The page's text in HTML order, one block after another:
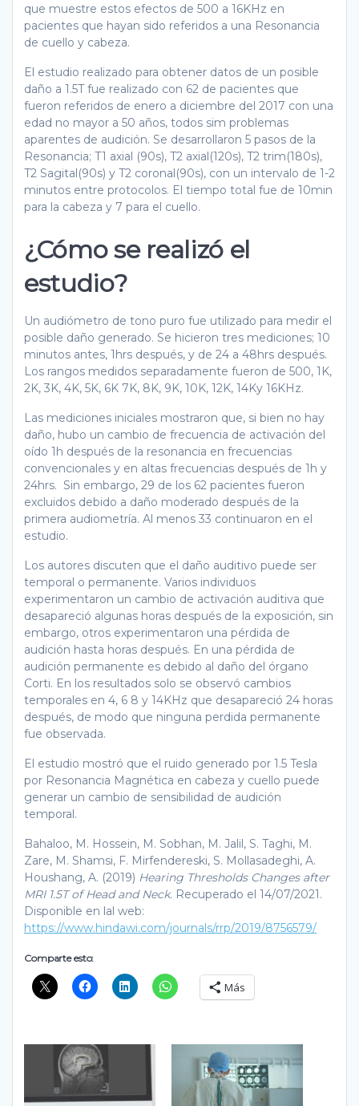
que muestre estos efectos de 500 a 16KHz en
pacientes que hayan sido referidos a una Resonancia
de cuello y cabeza.
El estudio realizado para obtener datos de un posible
daño a 1.5T fue realizado con 62 de pacientes que
fueron referidos de enero a diciembre del 2017 con una
edad no mayor a 50 años, todos sim problemas
aparentes de audición. Se desarrollaron 5 pasos de la
Resonancia; T1 axial (90s), T2 axial(120s), T2 trim(180s),
T2 Sagital(90s) y T2 coronal(90s), con un intervalo de 1-2
minutos entre protocolos. El tiempo total fue de 10min
para la cabeza y 7 para el cuello.
¿Cómo se realizó el
estudio?
Un audiómetro de tono puro fue utilizado para medir el
posible daño generado. Se hicieron tres mediciones; 10
minutos antes, 1hrs después, y de 24 a 48hrs después.
Los rangos medidos separadamente fueron de 500, 1K,
2K, 3K, 4K, 5K, 6K 7K, 8K, 9K, 10K, 12K, 14Ky 16KHz.
Las mediciones iniciales mostraron que, si bien no hay
daño, hubo un cambio de frecuencia de activación del
oído 1h después de la resonancia en frecuencias
convencionales y en altas frecuencias después de 1h y
24hrs. Sin embargo, 29 de los 62 pacientes fueron
excluidos debido a daño moderado después de la
primera audiometría. Al menos 33 continuaron en el
estudio.
Los autores discuten que el daño auditivo puede ser
temporal o permanente. Varios individuos
experimentaron un cambio de activación auditiva que
desapareció algunas horas después de la exposición, sin
embargo, otros experimentaron una pérdida de
audición hasta horas después. En una pérdida de
audición permanente es debido al daño del órgano
Corti. En los resultados solo se observó cambios
temporales en 4, 6 8 y 14KHz que desapareció 24 horas
después, de modo que ninguna perdida permanente
fue observada.
El estudio mostró que el ruido generado por 1.5 Tesla
por Resonancia Magnética en cabeza y cuello puede
generar un cambio de sensibilidad de audición
temporal.
Bahaloo, M. Hossein, M. Sobhan, M. Jalil, S. Taghi, M.
Zare, M. Shamsi, F. Mirfendereski, S. Mollasadeghi, A.
Houshang, A. (2019) Hearing Thresholds Changes after
MRI 1.5T of Head and Neck. Recuperado el 14/07/2021.
Disponible en lal web:
https://www.hindawi.com/journals/rrp/2019/8756579/
Comparte esto:
Más